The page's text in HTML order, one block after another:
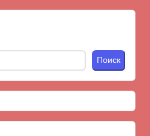
Поиск